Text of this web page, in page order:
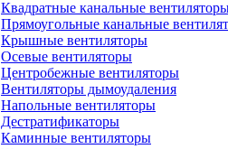
Квадратные канальные
Прямоугольные канальные
Крышные вентиляторы
Осевые вентиляторы
Центробежные вентиляторы
Вентиляторы дымоудаления
Напольные вентиляторы
Дестратификаторы
Каминные вентиляторы